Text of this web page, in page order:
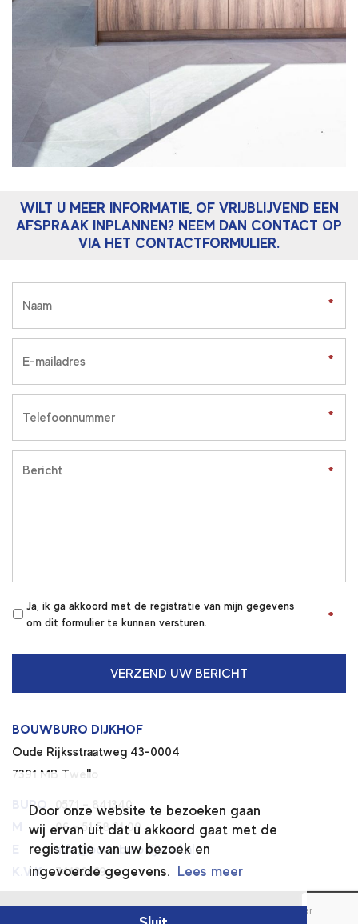
Door onze website te bezoeken gaan
wij ervan uit dat u akkoord gaat met de
registratie van uw bezoek en
ingevoerde gegevens. Lees meer
WILT U MEER INFORMATIE, OF VRIJBLIJVEND EEN
AFSPRAAK INPLANNEN? NEEM DAN CONTACT OP
VIA HET CONTACTFORMULIER.
*
*
*
*
*
*
*
*
*
*
Ja, ik ga akkoord met de registratie van mijn gegevens
om dit formulier te kunnen versturen.
BOUWBURO DIJKHOF
Oude Rijksstraatweg 43-0004
7391 MB Twello
BURO 0571 – 841340
06 – 51 58 31 09
info@bouwburodijkhof.nl
K.V.K. 74196669
Disclaimer